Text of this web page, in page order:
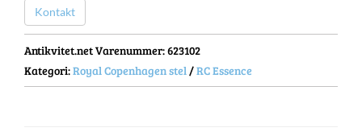
Kontakt
Antikvitet.net Varenummer: 623102
Kategori:Royal Copenhagen stel /RC Essence